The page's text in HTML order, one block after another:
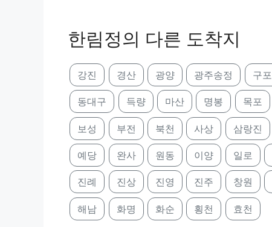
한림정의 다른 도착지
강진 경산 광양 광주송정 구포
동대구 득량 마산 명봉 목포
보성 부전 북천 사상 삼랑진
예당 완사 원동 이양 일로
진례 진상 진영 진주 창원
해남 화명 화순 횡천 효천